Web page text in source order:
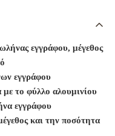
εγγράφου, μέγεθος
εγγράφου
το φύλλο αλουμινίου
εγγράφου
και την ποσότητα